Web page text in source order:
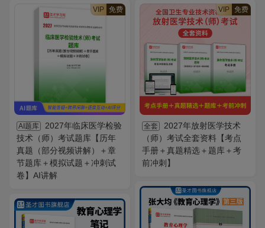
VIP 免费
AI题库
2027年临床医学检验
技术（师）考试题库【历年
真题（部分视频讲解）＋章
节题库＋模拟试题＋冲刺试
卷】AI讲解
VIP 免费
全套
2027年放射医学技术
（师）考试全套资料【考点
手册＋真题精选＋题库＋考
前冲刺】